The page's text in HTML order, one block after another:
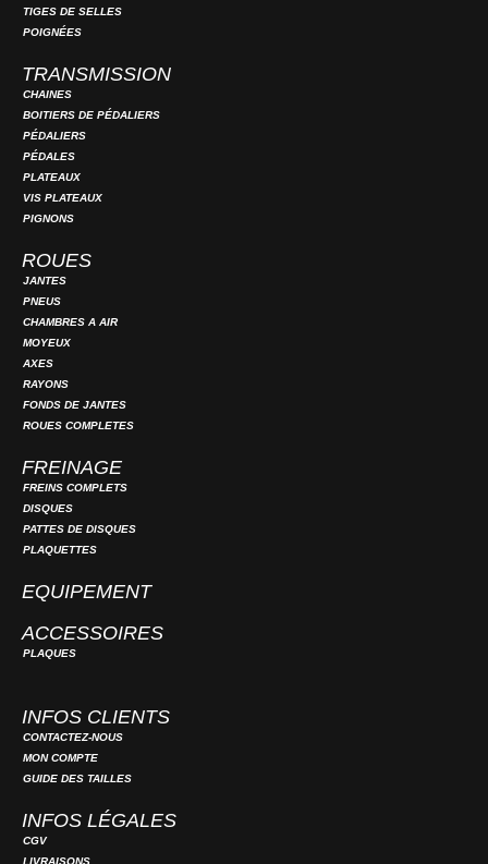
TIGES DE SELLES
POIGNÉES
TRANSMISSION
CHAINES
BOITIERS DE PÉDALIERS
PÉDALIERS
PÉDALES
PLATEAUX
VIS PLATEAUX
PIGNONS
ROUES
JANTES
PNEUS
CHAMBRES A AIR
MOYEUX
AXES
RAYONS
FONDS DE JANTES
ROUES COMPLETES
FREINAGE
FREINS COMPLETS
DISQUES
PATTES DE DISQUES
PLAQUETTES
EQUIPEMENT
ACCESSOIRES
PLAQUES
INFOS CLIENTS
CONTACTEZ-NOUS
MON COMPTE
GUIDE DES TAILLES
INFOS LÉGALES
CGV
LIVRAISONS